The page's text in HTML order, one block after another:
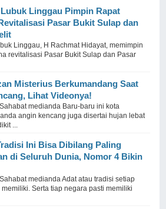
Linggau Pimpin Rapat
Pasar Bukit Sulap dan
Linggau, H Rachmat Hidayat, memimpin
revitalisasi Pasar Bukit Sulap dan Pasar
Misterius Berkumandang Saat
Lihat Videonya!
medianda Baru-baru ini kota
angin kencang juga disertai hujan lebat
...
Ini Bisa Dibilang Paling
di Seluruh Dunia, Nomor 4 Bikin
medianda Adat atau tradisi setiap
Serta tiap negara pasti memiliki